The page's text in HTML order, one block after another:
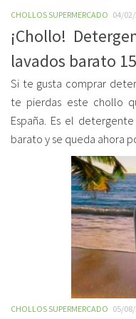
CHOLLOS SUPERMERCADO 04/
¡Chollo!
lavados barato
Si te gusta comprar
te pierdas este chollo
España. Es el
barato y se queda ahora
CHOLLOS SUPERMERCADO 05/